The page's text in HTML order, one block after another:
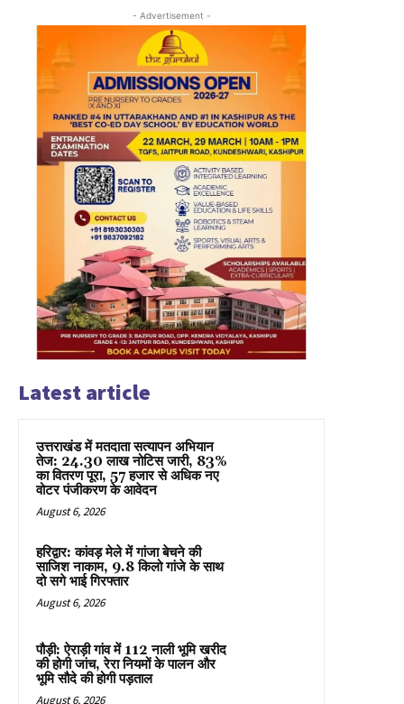
- Advertisement -
Latest article
उत्तराखंड में मतदाता सत्यापन अभियान
तेज: 24.30 लाख नोटिस जारी, 83%
का वितरण पूरा, 57 हजार से अधिक नए
वोटर पंजीकरण के आवेदन
August 6, 2026
हरिद्वार: कांवड़ मेले में गांजा बेचने की
साजिश नाकाम, 9.8 किलो गांजे के साथ
दो सगे भाई गिरफ्तार
August 6, 2026
पौड़ी: ऐराड़ी गांव में 112 नाली भूमि खरीद
की होगी जांच, रेरा नियमों के पालन और
भूमि सौदे की होगी पड़ताल
August 6, 2026